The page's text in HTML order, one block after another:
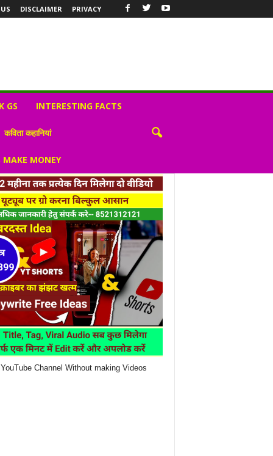
DISCLAIMER PRIVACY
GS INTERESTING FACTS
कविता कहानियां
MONEY
Channel Without making Videos